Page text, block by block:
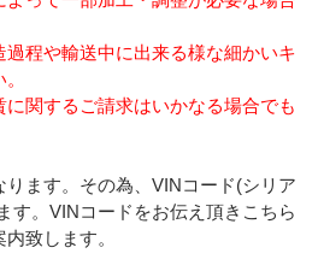
過程や輸送中に出来る様な細かいキ
に関するご請求はいかなる場合でも
ます。その為、VINコード(シリア
す。VINコードをお伝え頂きこちら
致します。